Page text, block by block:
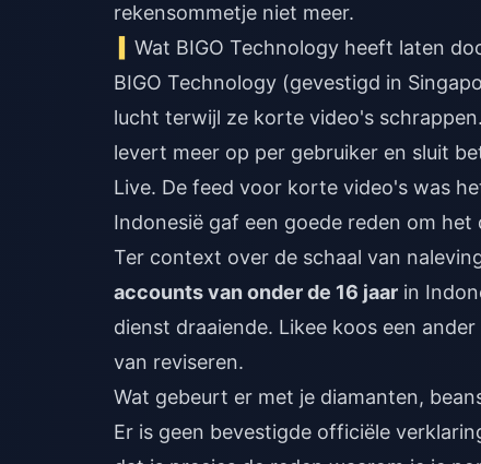
rekensommetje niet meer.
Wat BIGO Technology heeft laten
BIGO Technology (gevestigd in
lucht terwijl ze korte video's
levert meer op per gebruiker en sluit
Live. De feed voor korte video's was
Indonesië gaf een goede reden om
Ter context over de schaal van
accounts van onder de 16 jaar in
dienst draaiende. Likee koos een
van reviseren.
Wat gebeurt er met je diamanten,
Er is geen bevestigde officiële